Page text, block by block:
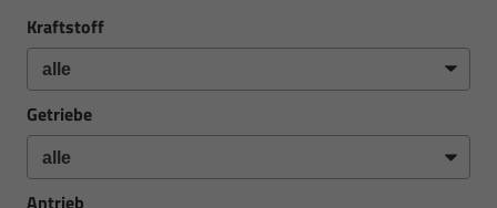
Kraftstoff
Getriebe
Antrieb